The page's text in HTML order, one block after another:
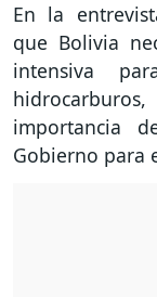
En la
que Bolivia
intensiva
importancia
Gobierno para